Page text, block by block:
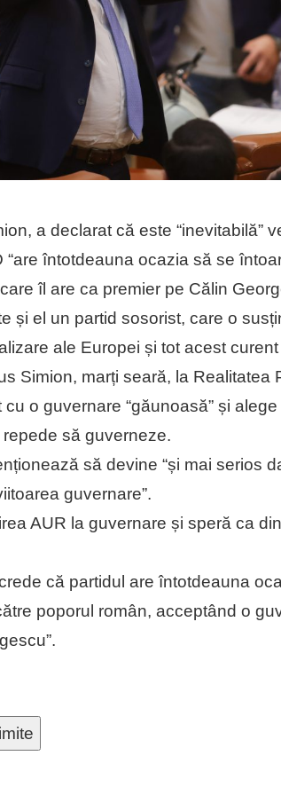
a declarat că este “inevitabilă”
întotdeauna ocazia să se
îl are ca premier pe Călin
și el un partid sosorist, care o
ale Europei și tot acest
Simion, marți seară, la Realitatea
o guvernare “găunoasă” și
să guverneze.
să devine “și mai serios
guvernare”.
AUR la guvernare și speră ca
că partidul are întotdeauna
poporul român, acceptând o